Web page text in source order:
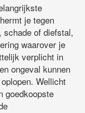
je tegen
schade of diefstal,
waarover je
verplicht in
ongeval kunnen
Wellicht
goedkoopste